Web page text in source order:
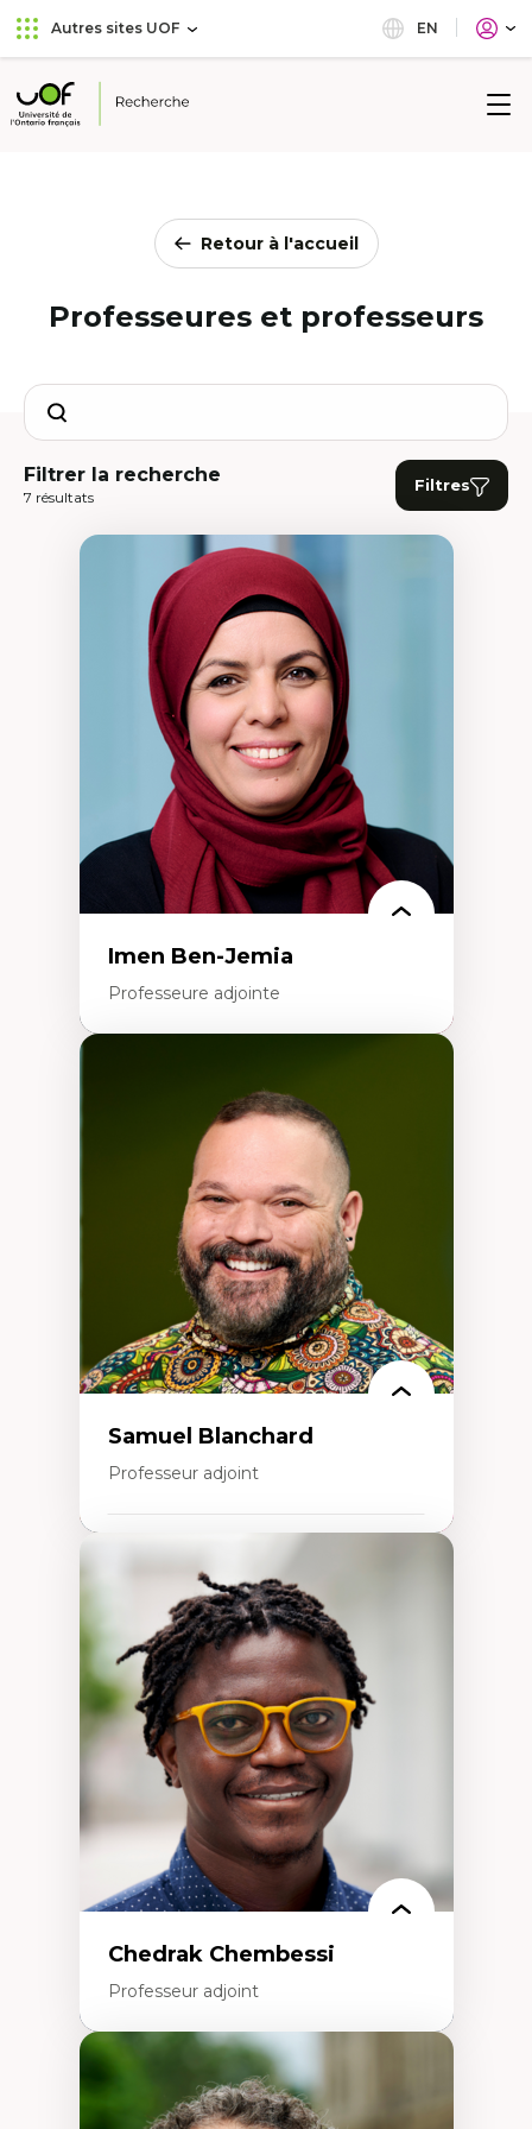
Aller
au
principal
Passer
au
Autres sites UOF EN
Université
Retour à l'accueil
Professeures et professeurs
Search
Filtrer la recherche
7 résultats
Filtres
Imen Ben-Jemia
Professeure adjointe
Discours sur la ville et représentations
Mosquées, formes et usages au Canada
Reconnaissance et représentations des
communautés immigrantes dans l'espace
Design architectural et urbain
Patrimoine et patrimonialisation
Études postcoloniales et décolonisation des
savoirs
Samuel Blanchard
Professeur adjoint
Didactique des sciences – processus
d’enquête et culture scientifique
Éducation en milieu minoritaire –
construction identitaire et conscience
critique
Technologies éducatives – ludification et
programmation pédagogique
La langue dans toutes les matières –
environnement discursif et langage
scientifique
Chedrak Chembessi
Professeur adjoint
Économie circulaire
Modèles d’affaires durables